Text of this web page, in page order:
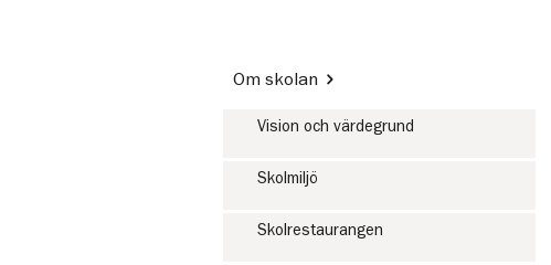
Om skolan
Vision och värdegrund
Skolmiljö
Skolrestaurangen